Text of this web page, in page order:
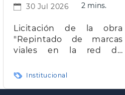
30 Jul 2026 2 mins.
Licitación de la obra
"Repintado de marcas
viales en la red de
Hierro"
Institucional